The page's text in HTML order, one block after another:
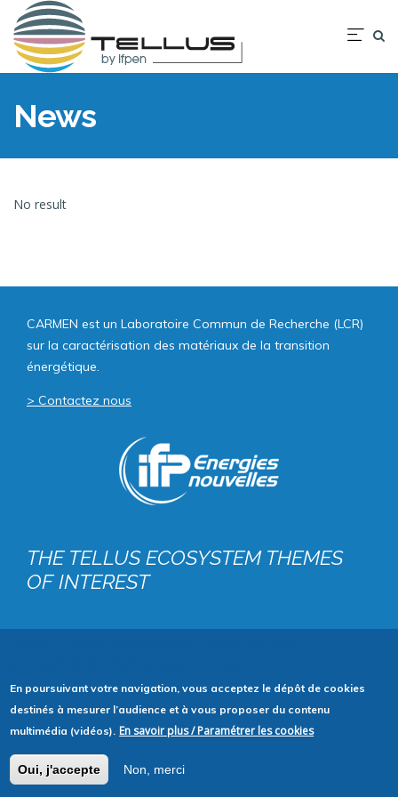
Aller
au
contenu
principal
News
No result
CARMEN est un Laboratoire Commun de Recherche (LCR)
sur la caractérisation des matériaux de la transition
énergétique.
> Contactez nous
THE TELLUS ECOSYSTEM THEMES
OF INTEREST
En poursuivant votre navigation, vous acceptez le dépôt de cookies
destinés à mesurer l’audience et à vous proposer du contenu
multimédia (vidéos). En savoir plus / Paramétrer les cookies
Oui, j'accepte Non, merci